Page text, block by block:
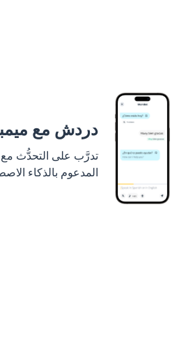
دردش مع
تدرَّب على التحدُّث مع
المدعوم بالذكاء